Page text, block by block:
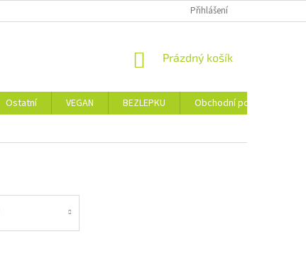
Přihlášení
NÁKUPNÍ
Prázdný košík
Ostatní VEGAN BEZLEPKU
Obchodní podmínky